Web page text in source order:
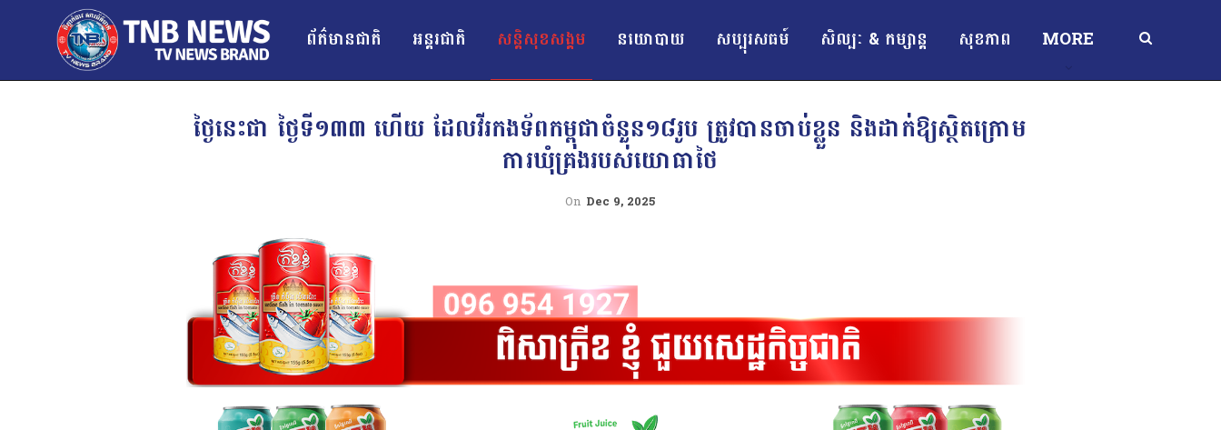
ព័ត៌មានជាតិ អន្ដរជាតិ សន្តិសុខសង្គម នយោបាយ សប្បុរសធម៍ សិល្បៈ & កម្សាន្ត សុខភាព MORE
ថ្ងៃនេះជា ថ្ងៃទី១៣៣ ហើយ ដែលវីរកងទ័ពកម្ពុជាចំនួន១៨រូប ត្រូវបានចាប់ខ្លួន និងដាក់ឱ្យស្ថិតក្រោម
ការឃុំគ្រងរបស់យោធាថៃ
On Dec 9, 2025